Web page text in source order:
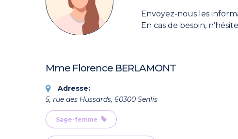
Envoyez-nous les
En cas de besoin,
Mme Florence BERLAMONT
Adresse:
5, rue des Hussards, 60300 Senlis
Sage-femme